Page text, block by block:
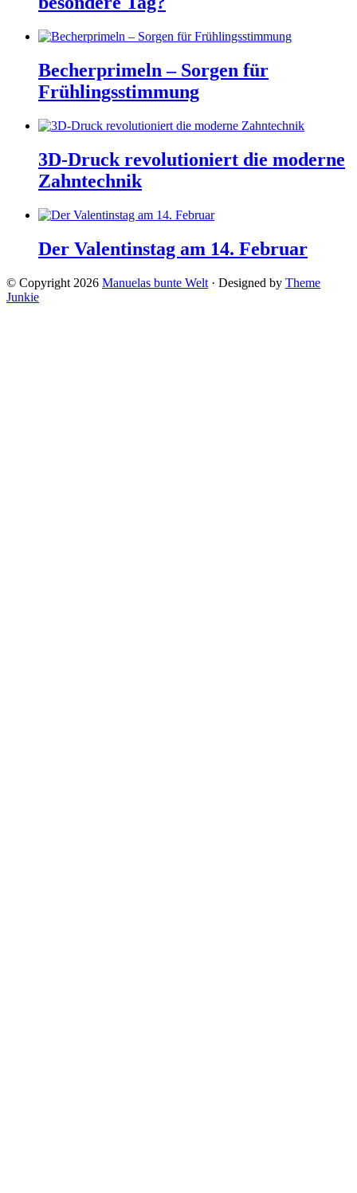
Becherprimeln – Sorgen für
Frühlingsstimmung
3D-Druck revolutioniert die moderne
Zahntechnik
Der Valentinstag am 14. Februar
© Copyright 2026 Manuelas bunte Welt · Designed by Theme
Junkie